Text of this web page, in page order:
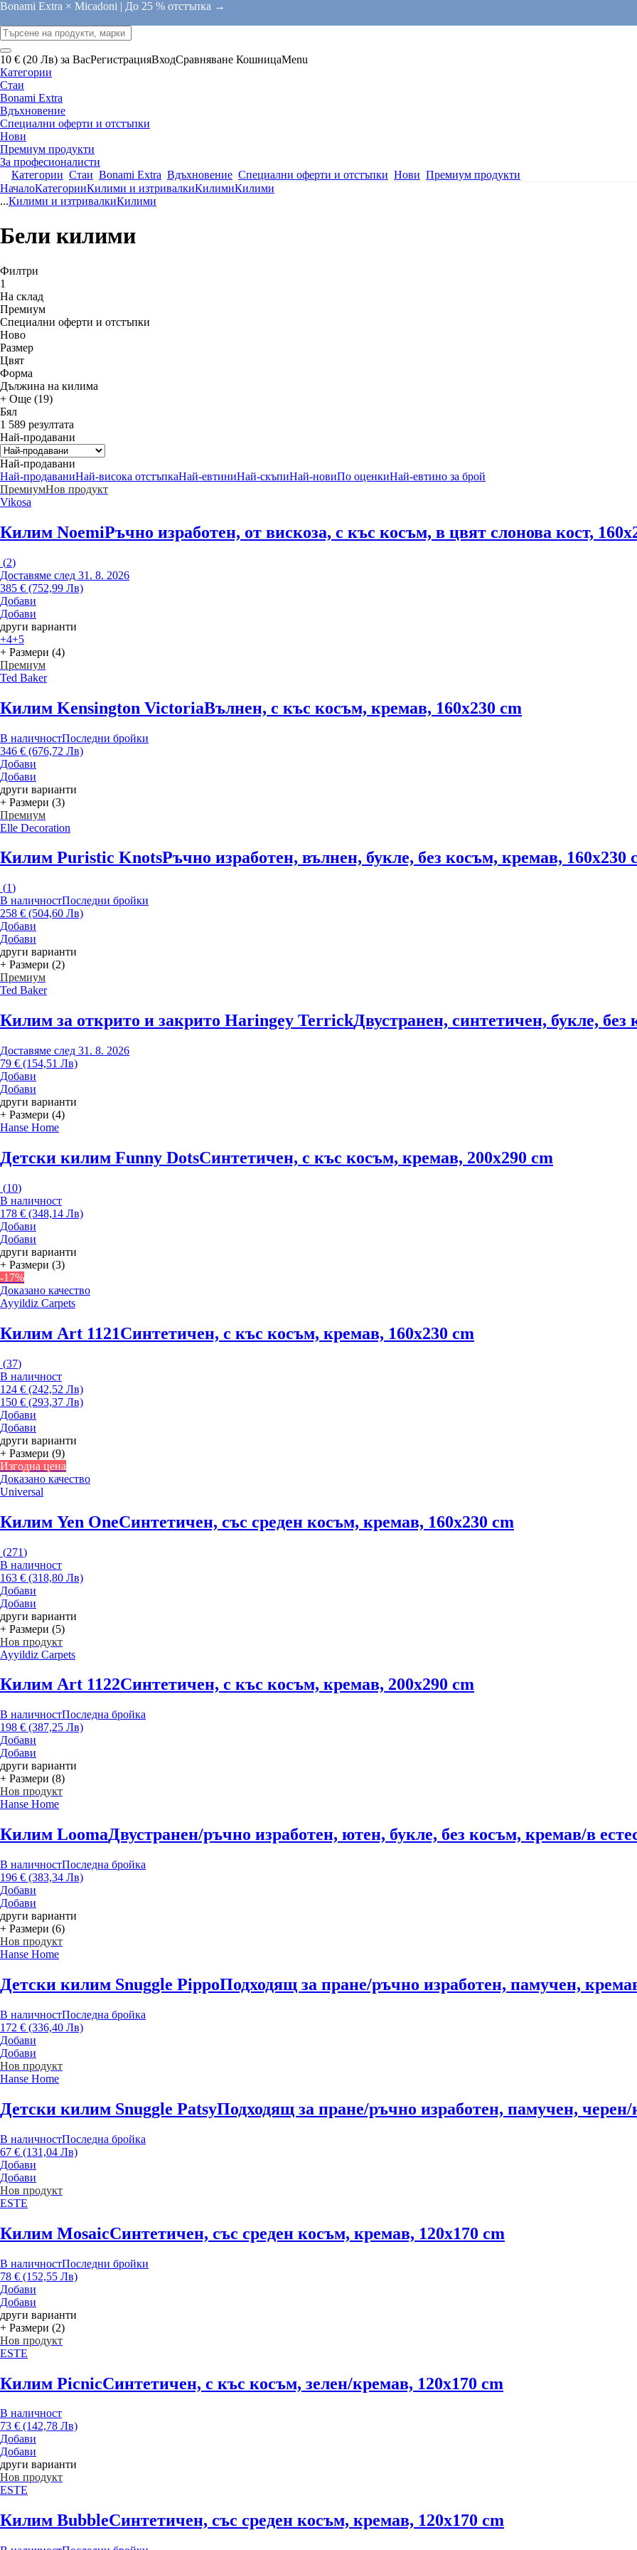
Bonami Extra × Micadoni | До 25 % отстъпка →
10 € (20 Лв) за ВасРегистрацияВходСравняване КошницаMenu
Категории
Стаи
Bonami Extra
Вдъхновение
Специални оферти и отстъпки
Нови
Премиум продукти
За професионалисти
Категории Стаи Bonami Extra Вдъхновение Специални оферти и отстъпки Нови Премиум продукти
НачалоКатегорииКилими и изтривалкиКилимиКилими
...Килими и изтривалкиКилими
Бели килими
Филтри
1
На склад
Премиум
Специални оферти и отстъпки
Новo
Размер
Цвят
Форма
Дължина на килима
+ Още (19)
Бял
1 589 резултата
Най-продавани
Най-продавани
Най-продаваниНай-висока отстъпкаНай-евтиниНай-скъпиНай-новиПо оценкиНай-евтино за брой
ПремиумНов продукт
Vikosa
Килим NoemiРъчно изработен, от вискоза, с къс косъм, в цвят слонова кост,
(2)
Доставяме след 31. 8. 2026
385 € (752,99 Лв)
Добави
Добави
други варианти
+4+5
+ Размери (4)
Премиум
Ted Baker
Килим Kensington VictoriaВълнен, с къс косъм, кремав, 160x230 cm
В наличностПоследни бройки
346 € (676,72 Лв)
Добави
Добави
други варианти
+ Размери (3)
Премиум
Elle Decoration
Килим Puristic KnotsРъчно изработен, вълнен, букле, без косъм, кремав, 160x230
(1)
В наличностПоследни бройки
258 € (504,60 Лв)
Добави
Добави
други варианти
+ Размери (2)
Премиум
Ted Baker
Килим за открито и закрито Haringey TerrickДвустранен, синтетичен, букле,
Доставяме след 31. 8. 2026
79 € (154,51 Лв)
Добави
Добави
други варианти
+ Размери (4)
Hanse Home
Детски килим Funny DotsСинтетичен, с къс косъм, кремав, 200x290 cm
(10)
В наличност
178 € (348,14 Лв)
Добави
Добави
други варианти
+ Размери (3)
-17%
Доказано качество
Ayyildiz Carpets
Килим Art 1121Синтетичен, с къс косъм, кремав, 160x230 cm
(37)
В наличност
124 € (242,52 Лв)
150 € (293,37 Лв)
Добави
Добави
други варианти
+ Размери (9)
Изгодна цена
Доказано качество
Universal
Килим Yen OneСинтетичен, със среден косъм, кремав, 160x230 cm
(271)
В наличност
163 € (318,80 Лв)
Добави
Добави
други варианти
+ Размери (5)
Нов продукт
Ayyildiz Carpets
Килим Art 1122Синтетичен, с къс косъм, кремав, 200x290 cm
В наличностПоследна бройка
198 € (387,25 Лв)
Добави
Добави
други варианти
+ Размери (8)
Нов продукт
Hanse Home
Килим LoomaДвустранен/ръчно изработен, ютен, букле, без косъм, кремав/в
В наличностПоследна бройка
196 € (383,34 Лв)
Добави
Добави
други варианти
+ Размери (6)
Нов продукт
Hanse Home
Детски килим Snuggle PippoПодходящ за пране/ръчно изработен, памучен,
В наличностПоследна бройка
172 € (336,40 Лв)
Добави
Добави
Нов продукт
Hanse Home
Детски килим Snuggle PatsyПодходящ за пране/ръчно изработен, памучен, черен/
В наличностПоследна бройка
67 € (131,04 Лв)
Добави
Добави
Нов продукт
ESTE
Килим MosaicСинтетичен, със среден косъм, кремав, 120x170 cm
В наличностПоследни бройки
78 € (152,55 Лв)
Добави
Добави
други варианти
+ Размери (2)
Нов продукт
ESTE
Килим PicnicСинтетичен, с къс косъм, зелен/кремав, 120x170 cm
В наличност
73 € (142,78 Лв)
Добави
Добави
други варианти
Нов продукт
ESTE
Килим BubbleСинтетичен, със среден косъм, кремав, 120x170 cm